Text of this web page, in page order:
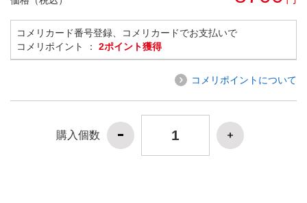
コメリカード番号登録、コメリカードでお支払いで
コメリポイント ： 2ポイント獲得
コメリポイントについて
購入個数